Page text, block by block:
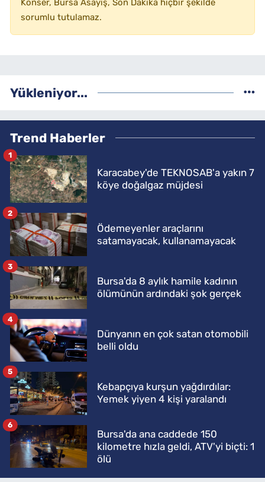
Konser, Bursa Asayiş, Son Dakika hiçbir şekilde
sorumlu tutulamaz.
Yükleniyor...
Trend Haberler
Karacabey'de TEKNOSAB'a yakın 7
köye doğalgaz müjdesi
1
Ödemeyenler araçlarını
satamayacak, kullanamayacak
2
Bursa'da 8 aylık hamile kadının
ölümünün ardındaki şok gerçek
3
Dünyanın en çok satan otomobili
belli oldu
4
Kebapçıya kurşun yağdırdılar:
Yemek yiyen 4 kişi yaralandı
5
Bursa'da ana caddede 150
kilometre hızla geldi, ATV'yi biçti: 1
ölü
6